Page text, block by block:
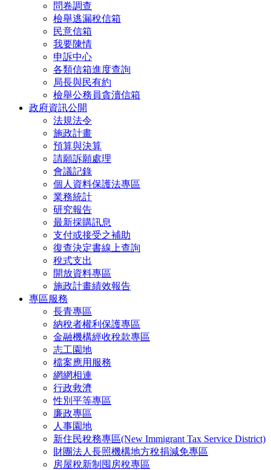
問卷調查
檢舉逃漏稅信箱
民意信箱
我要陳情
申訴中心
各類信箱進度查詢
局長與民有約
檢舉公務員貪瀆信箱
政府資訊公開
法規法令
施政計畫
預算與決算
請願訴願處理
會議記錄
個人資料保護法專區
業務統計
研究報告
最新採購訊息
支付或接受之補助
復查決定書線上查詢
稅式支出
開放資料專區
施政計畫績效報告
專區服務
長青專區
納稅者權利保護專區
金融機構經收稅款專區
志工園地
檔案應用服務
網網相連
行政救濟
性別平等專區
廉政專區
人事園地
新住民稅務專區(New Immigrant Tax Service District)
財團法人長照機構地方稅捐減免專區
房屋稅新制囤房稅專區